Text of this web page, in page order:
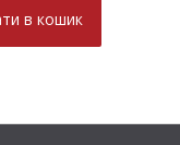
в кошик